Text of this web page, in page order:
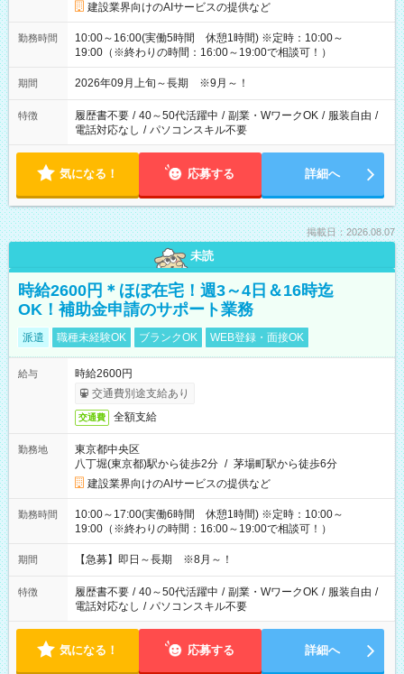
建設業界向けのAIサービスの提供など
勤務時間
10:00～16:00(実働5時間 休憩1時間) ※定時：10:00～
19:00（※終わりの時間：16:00～19:00で相談可！）
期間 2026年09月上旬～長期 ※9月～！
特徴 履歴書不要 / 40～50代活躍中 / 副業・WワークOK / 服装自由 /
電話対応なし / パソコンスキル不要
気になる！ 応募する 詳細へ
掲載日：2026.08.07
未読
時給2600円＊ほぼ在宅！週3～4日＆16時迄
OK！補助金申請のサポート業務
派遣 職種未経験OK ブランクOK WEB登録・面接OK
給与
時給2600円
交通費別途支給あり
交通費 全額支給
勤務地
東京都中央区
八丁堀(東京都)駅から徒歩2分 / 茅場町駅から徒歩6分
建設業界向けのAIサービスの提供など
勤務時間
10:00～17:00(実働6時間 休憩1時間) ※定時：10:00～
19:00（※終わりの時間：16:00～19:00で相談可！）
期間 【急募】即日～長期 ※8月～！
特徴 履歴書不要 / 40～50代活躍中 / 副業・WワークOK / 服装自由 /
電話対応なし / パソコンスキル不要
気になる！ 応募する 詳細へ